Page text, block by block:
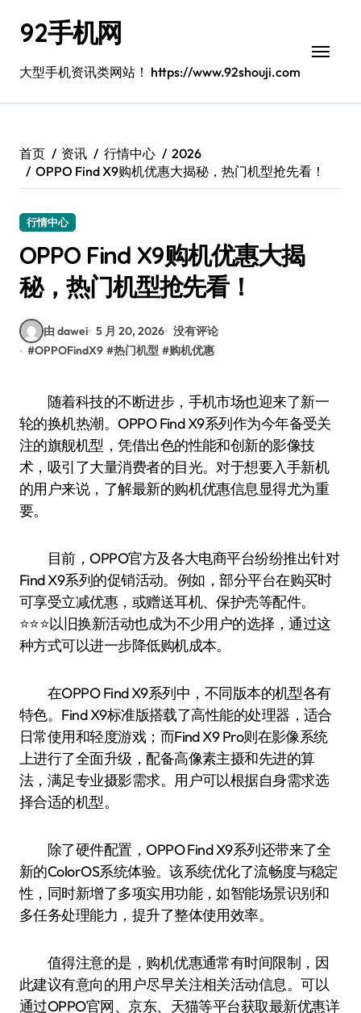
92手机网
大型手机资讯类网站！ https://www.92shouji.com
首页 资讯 行情中心
2026
OPPO Find X9购机优惠大揭秘，热门机型抢先看！
行情中心
OPPO Find X9购机优惠大揭
秘，热门机型抢先看！
由 dawei 5 月 20, 2026 没有评论
#OPPOFindX9 #热门机型 #购机优惠
随着科技的不断进步，手机市场也迎来了新一
轮的换机热潮。OPPO Find X9系列作为今年备受关
注的旗舰机型，凭借出色的性能和创新的影像技
术，吸引了大量消费者的目光。对于想要入手新机
的用户来说，了解最新的购机优惠信息显得尤为重
要。
目前，OPPO官方及各大电商平台纷纷推出针对
Find X9系列的促销活动。例如，部分平台在购买时
可享受立减优惠，或赠送耳机、保护壳等配件。
⭐️⭐️⭐️以旧换新活动也成为不少用户的选择，通过这
种方式可以进一步降低购机成本。
在OPPO Find X9系列中，不同版本的机型各有
特色。Find X9标准版搭载了高性能的处理器，适合
日常使用和轻度游戏；而Find X9 Pro则在影像系统
上进行了全面升级，配备高像素主摄和先进的算
法，满足专业摄影需求。用户可以根据自身需求选
择合适的机型。
除了硬件配置，OPPO Find X9系列还带来了全
新的ColorOS系统体验。该系统优化了流畅度与稳定
性，同时新增了多项实用功能，如智能场景识别和
多任务处理能力，提升了整体使用效率。
值得注意的是，购机优惠通常有时间限制，因
此建议有意向的用户尽早关注相关活动信息。可以
通过OPPO官网、京东、天猫等平台获取最新优惠详